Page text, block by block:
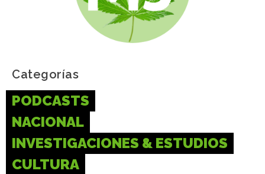
Categorías
PODCASTS
NACIONAL
INVESTIGACIONES & ESTUDIOS
CULTURA